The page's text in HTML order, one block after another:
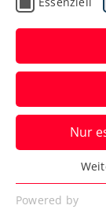
ATP
bei
in der
Verfasst von:
Nur
Essenziell
Essenzielle
Powered by